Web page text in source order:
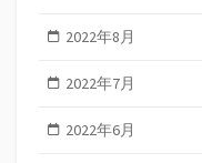
2022年8月
2022年7月
2022年6月